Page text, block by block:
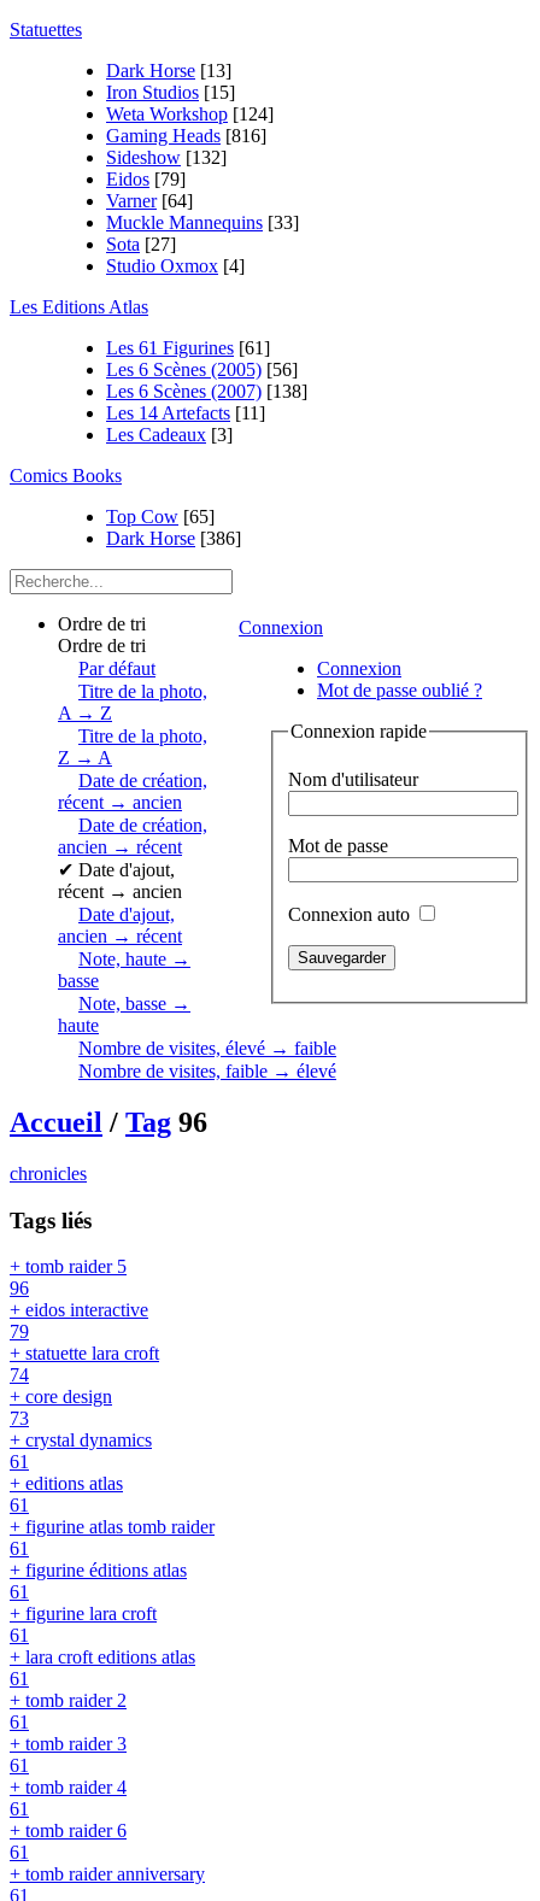
Statuettes
Dark Horse [13]
Iron Studios [15]
Weta Workshop [124]
Gaming Heads [816]
Sideshow [132]
Eidos [79]
Varner [64]
Muckle Mannequins [33]
Sota [27]
Studio Oxmox [4]
Les Editions Atlas
Les 61 Figurines [61]
Les 6 Scènes (2005) [56]
Les 6 Scènes (2007) [138]
Les 14 Artefacts [11]
Les Cadeaux [3]
Comics Books
Top Cow [65]
Dark Horse [386]
Connexion
Connexion
Mot de passe oublié ?
Connexion rapide
Nom d'utilisateur
Mot de passe
Connexion auto
Ordre de tri
Ordre de tri
Par défaut
Titre de la photo,
A → Z
Titre de la photo,
Z → A
Date de création,
récent → ancien
Date de création,
ancien → récent
✔ Date d'ajout,
récent → ancien
Date d'ajout,
ancien → récent
Note, haute →
basse
Note, basse →
haute
Nombre de visites, élevé → faible
Nombre de visites, faible → élevé
Accueil / Tag 96
chronicles
Tags liés
+ tomb raider 5
96
+ eidos interactive
79
+ statuette lara croft
74
+ core design
73
+ crystal dynamics
61
+ editions atlas
61
+ figurine atlas tomb raider
61
+ figurine éditions atlas
61
+ figurine lara croft
61
+ lara croft editions atlas
61
+ tomb raider 2
61
+ tomb raider 3
61
+ tomb raider 4
61
+ tomb raider 6
61
+ tomb raider anniversary
61